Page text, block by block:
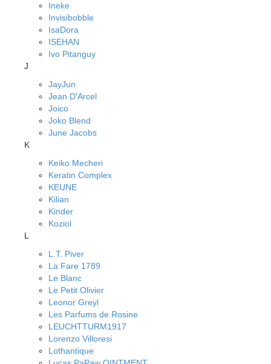
Ineke
Invisibobble
IsaDora
ISEHAN
Ivo Pitanguy
J
JayJun
Jean D'Arcel
Joico
Joko Blend
June Jacobs
K
Keiko Mecheri
Keratin Complex
KEUNE
Kilian
Kinder
Koziol
L
L.T. Piver
La Fare 1789
Le Blanc
Le Petit Olivier
Leonor Greyl
Les Parfums de Rosine
LEUCHTTURM1917
Lorenzo Villoresi
Lothantique